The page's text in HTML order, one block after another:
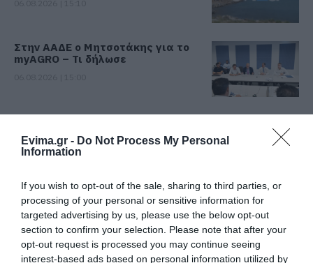
Evima.gr - Do Not Process My Personal
Information
If you wish to opt-out of the sale, sharing to third parties, or
processing of your personal or sensitive information for
targeted advertising by us, please use the below opt-out
section to confirm your selection. Please note that after your
opt-out request is processed you may continue seeing
interest-based ads based on personal information utilized by
Στην ΑΑΔΕ ο Μητσοτάκης για το
myAGRO – Τι δήλωσε
06.08.2026 | 14:45
Πασίγνωστο κοσμηματοπωλείο
έπιασε φωτιά στην Εύβοια
06.08.2026 | 14:45